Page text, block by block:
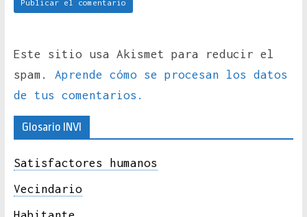
Este sitio usa Akismet para reducir el
spam. Aprende cómo se procesan los datos
de tus comentarios.
Glosario INVI
Satisfactores humanos
Vecindario